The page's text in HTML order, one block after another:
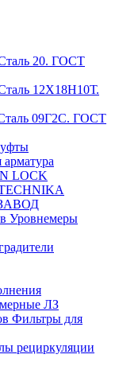
20. ГОСТ
12Х18Н10Т.
09Г2С. ГОСТ
арматура
LOCK
ЗАВОД
Уровнемеры
ЛЗ
Фильтры для
рециркуляции